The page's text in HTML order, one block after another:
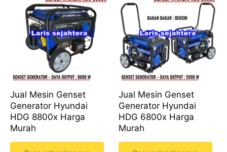
Jual Mesin Genset
Generator Hyundai
HDG 8800x Harga
Murah
Jual Mesin Genset
Generator Hyundai
HDG 6800x Harga
Murah